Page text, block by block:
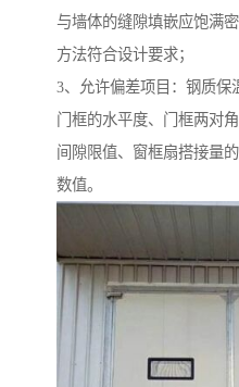
与墙体的缝隙填嵌应饱满
方法符合设计要求；
3、允许偏差项目：钢质保
门框的水平度、门框两对
间隙限值、窗框扇搭接量
数值。